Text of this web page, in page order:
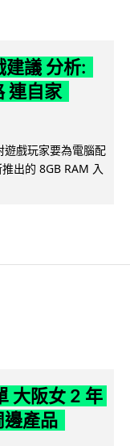
議 分析:
連自家
戲玩家要為電腦配
出的 8GB RAM 入
大阪女 2 年
邊產品